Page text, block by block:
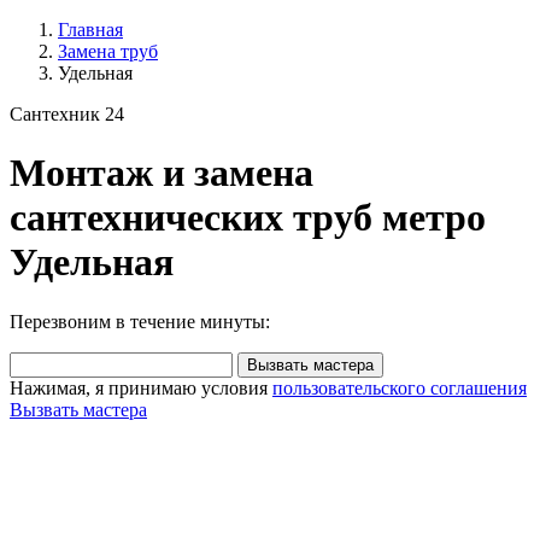
Главная
Замена труб
Удельная
Сантехник 24
Монтаж и замена
сантехнических труб метро
Удельная
Перезвоним в течение минуты:
Вызвать мастера
Нажимая, я принимаю условия пользовательского соглашения
Вызвать мастера